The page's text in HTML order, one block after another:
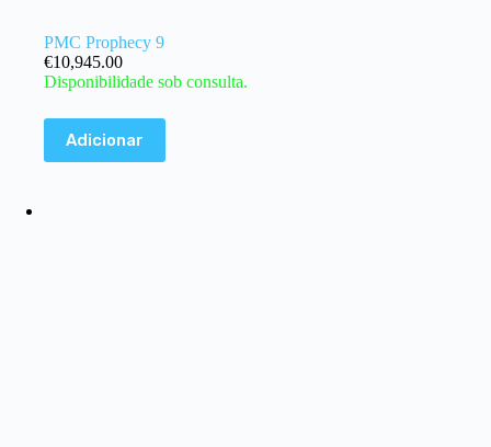
PMC Prophecy 9
€10,945.00
Disponibilidade sob consulta.
Adicionar